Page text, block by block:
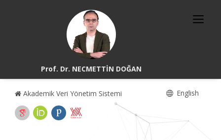
Prof. Dr. NECMETTİN DOĞAN
Akademik Veri Yönetim Sistemi English